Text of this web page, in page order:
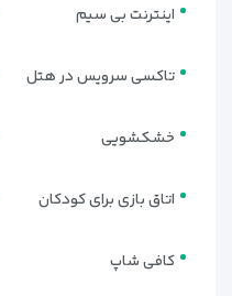
اینترنت بی سیم
تاکسی سرویس در هتل
خشکشویی
اتاق بازی برای کودکان
کافی شاپ